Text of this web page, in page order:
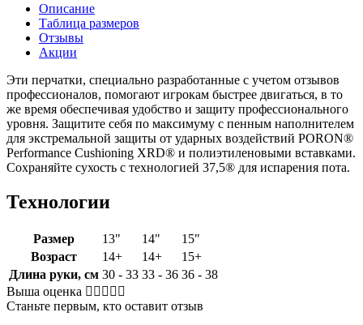
Описание
Таблица размеров
Отзывы
Акции
Эти перчатки, специально разработанные с учетом отзывов
профессионалов, помогают игрокам быстрее двигаться, в то
же время обеспечивая удобство и защиту профессионального
уровня. Защитите себя по максимуму с пенным наполнителем
для экстремальной защиты от ударных воздействий PORON®
Performance Cushioning XRD® и полиэтиленовыми вставками.
Сохраняйте сухость с технологией 37,5® для испарения пота.
Технологии
Размер 13" 14"
15"
Возраст
14+ 14+
15+
Длина руки, см 30 - 33 33 - 36 36 - 38
Выша оценка
Станьте первым, кто оставит отзыв